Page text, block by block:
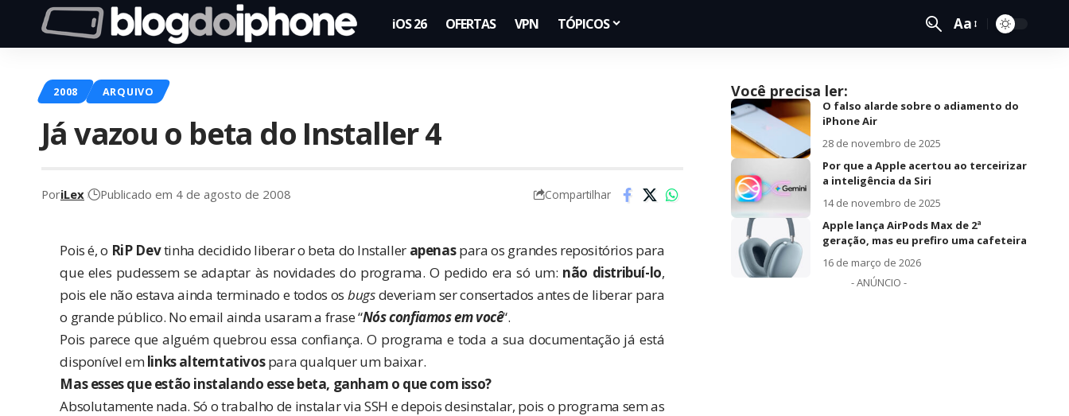
iOS 26 OFERTAS VPN TÓPICOS Aa
2008 ARQUIVO
Já vazou o beta do Installer 4
PoriLex Publicado em 4 de agosto de 2008 Compartilhar
Pois é, o RiP Devtinha decidido liberaro beta do Installer apenaspara os grandes repositórios para
que eles pudessem se adaptar às novidades do programa. O pedido era só um: não distribuí-lo,
pois ele não estava ainda terminado e todos osbugsdeveriam ser consertados antes de liberar para
o grande público. No email ainda usaram a frase “Nós confiamos em você“.
Pois parece que alguém quebrou essa confiança. O programa e toda a sua documentação já está
disponível emlinks alterntativospara qualquer um baixar.
Mas esses que estão instalando esse beta, ganham o que com isso?
Absolutamente nada. Só o trabalho de instalar via SSH e depois desinstalar, pois o programa sem as
Você precisa ler:
O falso alarde sobre o adiamento do
iPhone Air
28 de novembro de 2025
Por que a Apple acertou ao terceirizar
a inteligência da Siri
14 de novembro de 2025
Apple lança AirPods Max de 2ª
geração, mas eu prefiro uma cafeteira
16 de março de 2026
- ANÚNCIO -